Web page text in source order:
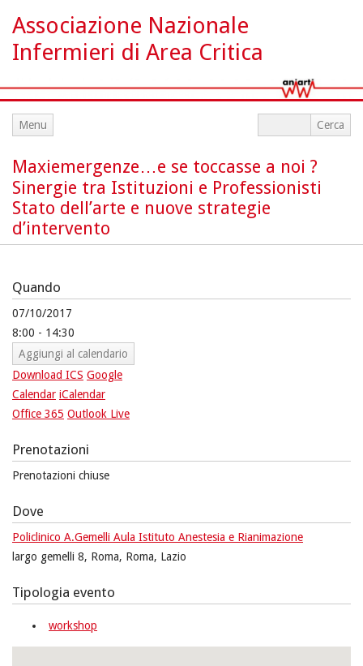
Associazione Nazionale
Infermieri di Area Critica
Menu
Maxiemergenze…e se toccasse a noi ?
Sinergie tra Istituzioni e Professionisti
Stato dell’arte e nuove strategie
d’intervento
Quando
07/10/2017
8:00 - 14:30
Aggiungi al calendario
Download ICS Google
Calendar iCalendar
Office 365 Outlook Live
Prenotazioni
Prenotazioni chiuse
Dove
Policlinico A.Gemelli Aula Istituto Anestesia e Rianimazione
largo gemelli 8, Roma, Roma, Lazio
Tipologia evento
workshop